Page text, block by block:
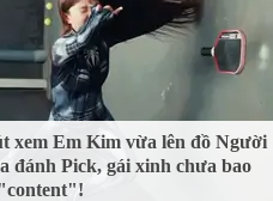
xem Em Kim vừa lên đồ Người
đánh Pick, gái xinh chưa bao